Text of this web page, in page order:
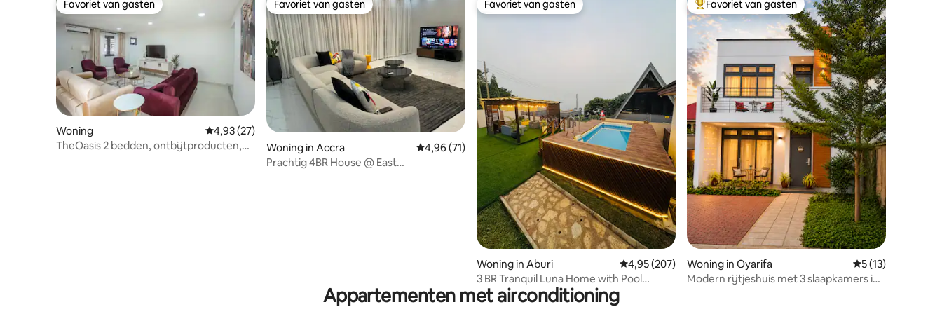
Favoriet van gasten
Favoriet van gasten
Woning Gemiddelde beoordeling van 4,93 uit 5, 27 recensies
4,93 (27)
TheOasis 2 bedden, ontbijtproducten,
Favoriet van gasten
Favoriet van gasten
Woning in Accra Gemiddelde beoordeling van 4,96 uit 5, 71 recensies
4,96 (71)
Prachtig 4BR House @ East
Favoriet van gasten
Favoriet van gasten
Woning in Aburi Gemiddelde beoordeling van 4,95 uit 5, 207 recensies
4,95 (207)
3 BR Tranquil Luna Home with Pool
(Peduase/Aburi)
Topfavoriet van gasten
Favoriet van gasten
Woning in Oyarifa Gemiddelde
5 (13)
Modern rijtjeshuis met 3 slaapkamers in
Appartementen met airconditioning